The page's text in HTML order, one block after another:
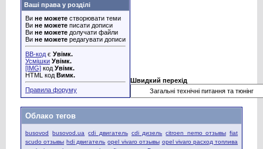
Ваші права у розділі
Ви не можете створювати теми
Ви не можете писати дописи
Ви не можете долучати файли
Ви не можете редагувати дописи
BB-код є Увімк.
Усмішки Увімк.
[IMG] код Увімк.
HTML код Вимк.
Правила форуму
Швидкий перехід
Облако тегов
busovod busovod.ua cdi двигатель cdi дизель citroen nemo отзывы fiat
scudo отзывы hdi двигатель opel vivaro отзывы opel vivaro расход топлива